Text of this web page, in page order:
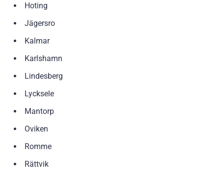
Hoting
Jägersro
Kalmar
Karlshamn
Lindesberg
Lycksele
Mantorp
Oviken
Romme
Rättvik